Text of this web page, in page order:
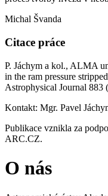
Michal Švanda
Citace práce
P. Jáchym a kol., ALMA
in the ram pressure
Astrophysical Journal 883
Kontakt: Mgr. Pavel
Publikace vznikla za
ARC.CZ.
O nás